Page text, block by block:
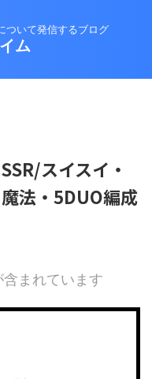
ついて発信するブログ
ム
スイスイ・
法・5DUO編成
まれています